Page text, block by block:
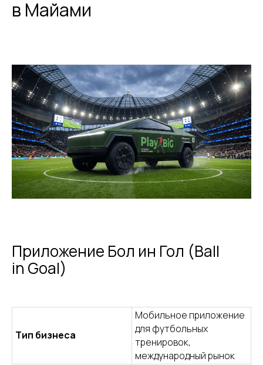
в Майами
Приложение Бол ин Гол (Ball
in Goal)
Тип бизнеса
Мобильное приложение
для футбольных
тренировок,
международный рынок